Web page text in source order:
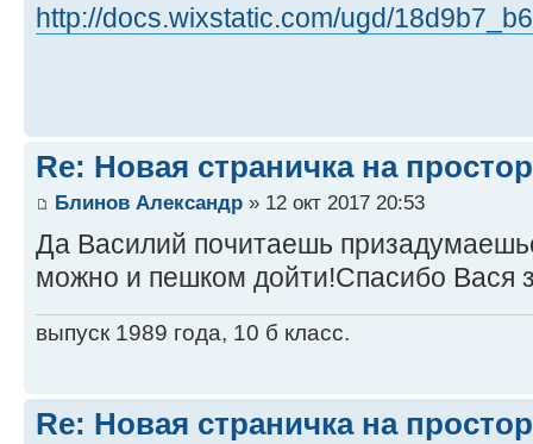
http://docs.wixstatic.com/ugd/
Re: Новая страничка на
Блинов Александр » 12 окт 2017 20:53
Да Василий почитаешь
можно и пешком дойти!Спасибо Вася
выпуск 1989 года, 10 б класс.
Re: Новая страничка на